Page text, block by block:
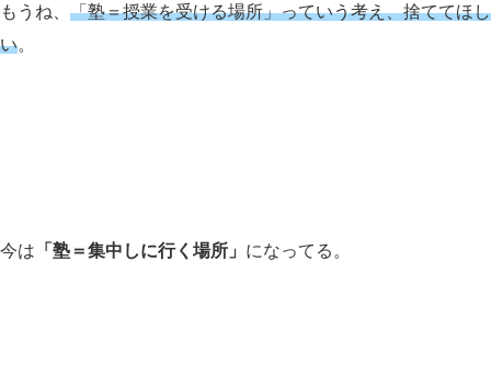
もうね、 「塾＝授業を受ける場所」っていう考え、捨ててほし
い。
今は 「塾＝集中しに行く場所」 になってる。